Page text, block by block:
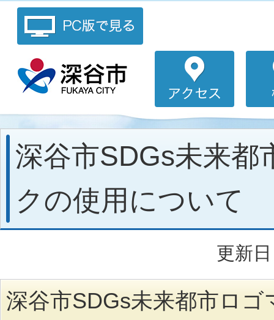
深谷市SDGs未来都
クの使用について
更新
深谷市SDGs未来都市ロゴ